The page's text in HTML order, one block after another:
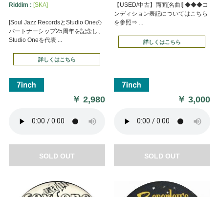
Riddim : [SKA]
[Soul Jazz RecordsとStudio Oneの
パートナーシップ25周年を記念し、
Studio Oneを代表 ...
詳しくはこちら
￥2,980
SOLD OUT
【USED/中古】両面[名曲!] ◆◆◆コ
ンディション表記についてはこちら
を参照⇒ ...
詳しくはこちら
￥3,000
SOLD OUT